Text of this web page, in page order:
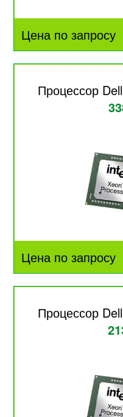
Цена по запросу
Процессор
Цена по запросу
Процессор